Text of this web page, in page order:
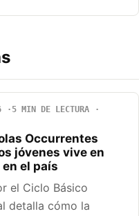
5 MIN DE LECTURA
Occurrentes
jóvenes vive en
el país
el Ciclo Básico
detalla cómo la